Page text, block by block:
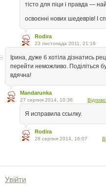
тісто для піци і правда —
освоєнні нових шедеврів! І
Rodira
23 листопада 2011, 21:16
Ірина, дуже б хотіла дізнатись
перейти неможливо. Поділіться
вдячна!
Mandarunka
27 серпня 2014, 10:36
Я исправила ссылку.
Rodira
28 серпня 2014, 16:07
Увійти